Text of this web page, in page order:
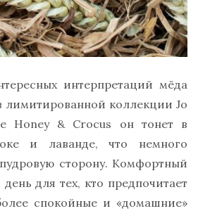
интерпретаций мёда
лимитированной коллекции Jo
Honey & Crocus он тонет в
и лаванде, что немного
сторону. Комфортный
для тех, кто предпочитает
спокойные и «домашние»